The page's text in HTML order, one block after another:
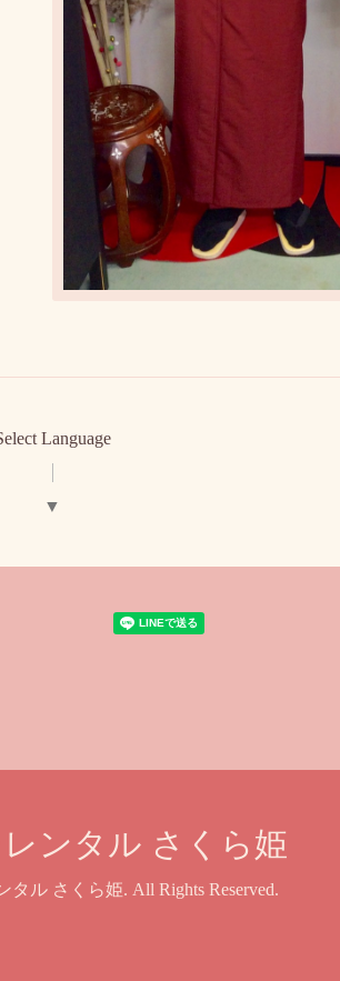
Language
▼
ンタル さくら姫
タル さくら姫. All Rights Reserved.